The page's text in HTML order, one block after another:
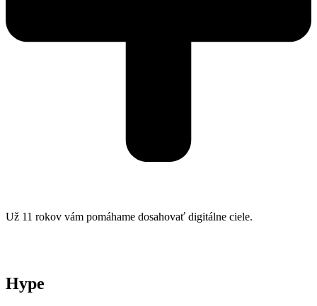
Už 11 rokov vám pomáhame dosahovať digitálne ciele.
Hype